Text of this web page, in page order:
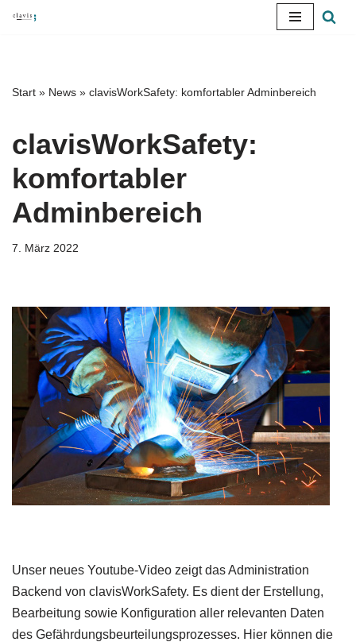
springen
Start » News » clavisWorkSafety: komfortabler Adminbereich
clavisWorkSafety:
komfortabler
Adminbereich
7. März 2022
Unser neues Youtube-Video zeigt das Administration
Backend von clavisWorkSafety. Es dient der Erstellung,
Bearbeitung sowie Konfiguration aller relevanten Daten
des Gefährdungsbeurteilungsprozesses. Hier können die